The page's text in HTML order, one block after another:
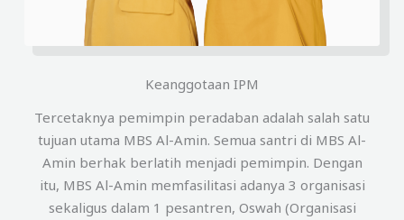
Keanggotaan IPM
Tercetaknya pemimpin peradaban adalah salah satu
tujuan utama MBS Al-Amin. Semua santri di MBS Al-
Amin berhak berlatih menjadi pemimpin. Dengan
itu, MBS Al-Amin memfasilitasi adanya 3 organisasi
sekaligus dalam 1 pesantren, Oswah (Organisasi